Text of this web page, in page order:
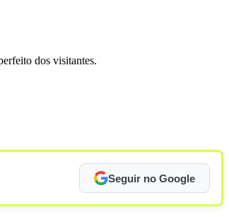
dos visitantes.
Seguir no Google